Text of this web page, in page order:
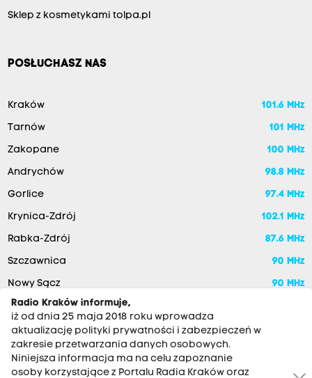
Sklep z kosmetykami tolpa.pl
POSŁUCHASZ NAS
Kraków 101.6 MHz
Tarnów 101 MHz
Zakopane 100 MHz
Andrychów 98.8 MHz
Gorlice 97.4 MHz
Krynica-Zdrój 102.1 MHz
Rabka-Zdrój 87.6 MHz
Szczawnica 90 MHz
Nowy Sącz
90 MHz
Radio Kraków informuje,
iż od dnia 25 maja 2018 roku wprowadza
aktualizację polityki prywatności i zabezpieczeń w
zakresie przetwarzania danych osobowych.
Niniejsza informacja ma na celu zapoznanie
osoby korzystające z Portalu Radia Kraków oraz